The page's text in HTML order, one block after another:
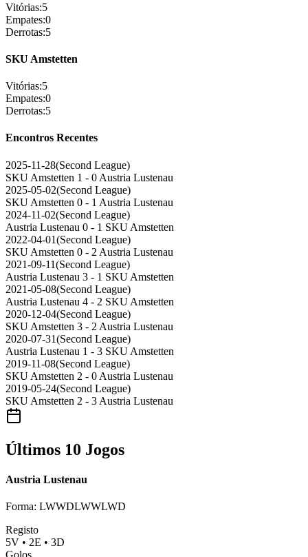
Vitórias:5
Empates:0
Derrotas:5
SKU Amstetten
Vitórias:5
Empates:0
Derrotas:5
Encontros Recentes
2025-11-28(Second League)
SKU Amstetten 1 - 0 Austria Lustenau
2025-05-02(Second League)
SKU Amstetten 0 - 1 Austria Lustenau
2024-11-02(Second League)
Austria Lustenau 0 - 1 SKU Amstetten
2022-04-01(Second League)
SKU Amstetten 0 - 2 Austria Lustenau
2021-09-11(Second League)
Austria Lustenau 3 - 1 SKU Amstetten
2021-05-08(Second League)
Austria Lustenau 4 - 2 SKU Amstetten
2020-12-04(Second League)
SKU Amstetten 3 - 2 Austria Lustenau
2020-07-31(Second League)
Austria Lustenau 1 - 3 SKU Amstetten
2019-11-08(Second League)
SKU Amstetten 2 - 0 Austria Lustenau
2019-05-24(Second League)
SKU Amstetten 2 - 3 Austria Lustenau
Últimos 10 Jogos
Austria Lustenau
Forma: LWWDLWWLWD
Registo
5V • 2E • 3D
Golos